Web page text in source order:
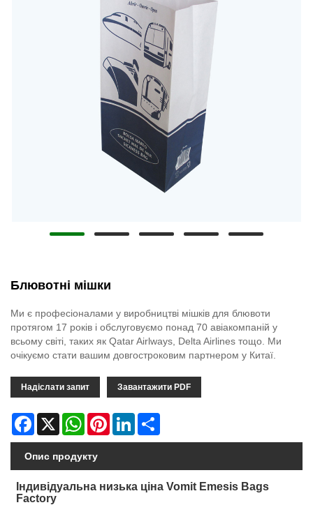
Блювотні мішки
Ми є професіоналами у виробництві мішків для блювоти
протягом 17 років і обслуговуємо понад 70 авіакомпаній у
всьому світі, таких як Qatar Airlways, Delta Airlines тощо. Ми
очікуємо стати вашим довгостроковим партнером у Китаї.
Надіслати запит Завантажити PDF
Facebook
X WhatsAppPinterestLinkedIn
Опис продукту
Індивідуальна низька ціна Vomit Emesis Bags
Factory